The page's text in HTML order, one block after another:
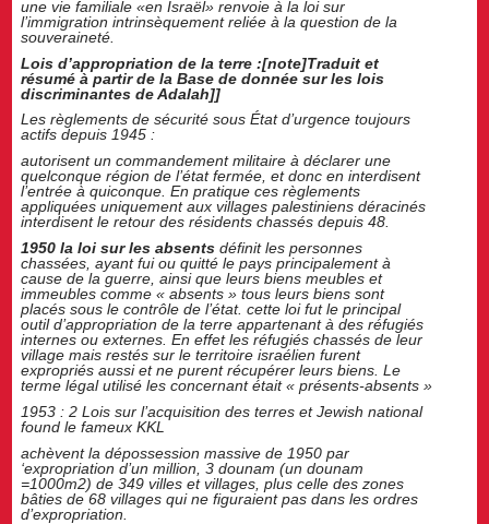
une vie familiale «en Israël» renvoie à la loi sur
l’immigration intrinsèquement reliée à la question de la
souveraineté.
Lois d’appropriation de la terre :[note]Traduit et
résumé à partir de la Base de donnée sur les lois
discriminantes de Adalah]]
Les règlements de sécurité sous État d’urgence toujours
actifs depuis 1945 :
autorisent un commandement militaire à déclarer une
quelconque région de l’état fermée, et donc en interdisent
l’entrée à quiconque. En pratique ces règlements
appliquées uniquement aux villages palestiniens déracinés
interdisent le retour des résidents chassés depuis 48.
1950 la loi sur les absentsdéfinit les personnes
chassées, ayant fui ou quitté le pays principalement à
cause de la guerre, ainsi que leurs biens meubles et
immeubles comme « absents » tous leurs biens sont
placés sous le contrôle de l’état. cette loi fut le principal
outil d’appropriation de la terre appartenant à des réfugiés
internes ou externes. En effet les réfugiés chassés de leur
village mais restés sur le territoire israélien furent
expropriés aussi et ne purent récupérer leurs biens. Le
terme légal utilisé les concernant était « présents-absents »
1953 : 2 Lois sur l’acquisition des terres et Jewish national
found le fameux KKL
achèvent la dépossession massive de 1950 par
‘expropriation d’un million, 3 dounam (un dounam
=1000m2) de 349 villes et villages, plus celle des zones
bâties de 68 villages qui ne figuraient pas dans les ordres
d’expropriation.